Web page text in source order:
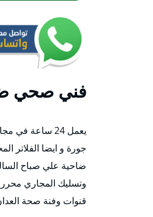
فني صحي
يعمل 24 ساعة في مجال الصرف الصحي و يتمكن من تركيب كافة انواع السخانات المركزية و مضخات مكاين
جورة و ايضا الفلاتر
ضاحية علي صباح
وتسليك المجاري محرر
قنوات وفنة صحة